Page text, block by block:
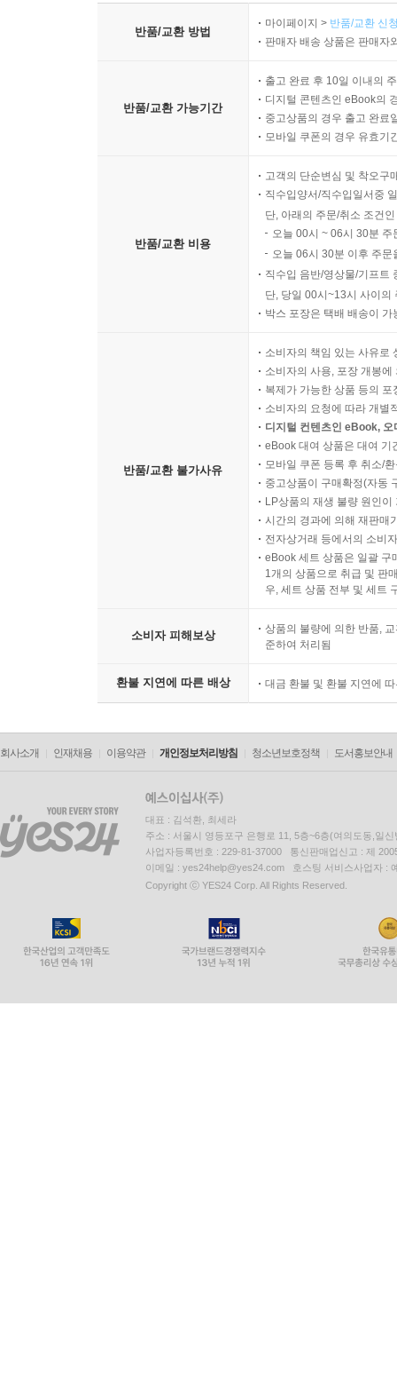
반품/교환 방법
마이페이지 > 반품/교환 신
판매자 배송 상품은 판매자
반품/교환 가능기간
출고 완료 후 10일 이내의
디지털 콘텐츠인 eBook의
중고상품의 경우 출고 완료
모바일 쿠폰의 경우 유효기
반품/교환 비용
고객의 단순변심 및 착오구
직수입양서/직수입일서중
단, 아래의 주문/취소 조건
오늘 00시 ~ 06시 30분
오늘 06시 30분 이후 주
직수입 음반/영상물/기프트
단, 당일 00시~13시 사이의
박스 포장은 택배 배송이
반품/교환 불가사유
소비자의 책임 있는 사유로
소비자의 사용, 포장 개봉
복제가 가능한 상품 등의
소비자의 요청에 따라 개별
디지털 컨텐츠인 eBook,
eBook 대여 상품은 대여 기
모바일 쿠폰 등록 후 취소/
중고상품이 구매확정(자동
LP상품의 재생 불량 원인
시간의 경과에 의해 재판매
전자상거래 등에서의 소비
eBook 세트 상품은 일괄 구
1개의 상품으로 취급 및 판
우, 세트 상품 전부 및 세트
소비자 피해보상
상품의 불량에 의한 반품,
준하여 처리됨
환불 지연에 따른 배상 대금 환불 및 환불 지연에
회사소개 인재채용 이용약관 개인정보처리방침 청소년보호정책 도서홍보안내
대표 : 김석환, 최세라
주소 : 서울시 영등포구 은행로 11, 5층~6층(여의도동,일신
사업자등록번호 : 229-81-37000 통신판매업신고 : 제
이메일 : yes24help@yes24.com 호스팅 서비스사업자 :
Copyright ⓒ YES24 Corp. All Rights Reserved.